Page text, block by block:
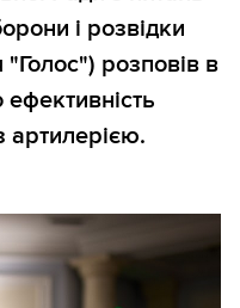
і розвідки
розповів в
ефективність
артилерією.